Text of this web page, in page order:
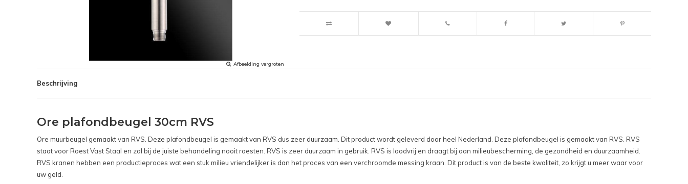
Afbeelding vergroten
Beschrijving
Ore plafondbeugel 30cm RVS
Ore muurbeugel gemaakt van RVS. Deze plafondbeugel is gemaakt van RVS dus zeer duurzaam. Dit product wordt geleverd door heel Nederland. Deze plafondbeugel is gemaakt van RVS. RVS
staat voor Roest Vast Staal en zal bij de juiste behandeling nooit roesten. RVS is zeer duurzaam in gebruik. RVS is loodvrij en draagt bij aan milieubescherming, de gezondheid en duurzaamheid.
RVS kranen hebben een productieproces wat een stuk milieu vriendelijker is dan het proces van een verchroomde messing kraan. Dit product is van de beste kwaliteit, zo krijgt u meer waar voor
uw geld.